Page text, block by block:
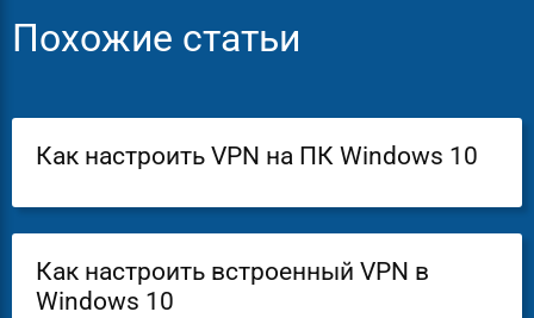
Похожие статьи
Как настроить VPN на ПК Windows 10
Как настроить встроенный VPN в
Windows 10